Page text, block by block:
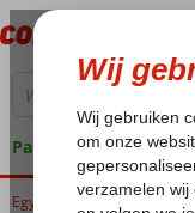
Pakketgarantie
Home
Egypte Rode Zee